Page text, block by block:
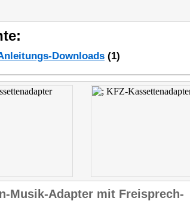
Downloads (1)
Musik-Adapter mit Freisprech-